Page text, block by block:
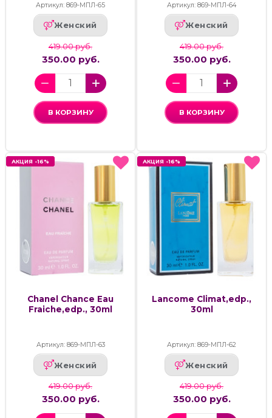
Артикул: 869-МПЛ-65
Женский
419.00 руб.
350.00 руб.
В КОРЗИНУ
Артикул: 869-МПЛ-64
Женский
419.00 руб.
350.00 руб.
В КОРЗИНУ
АКЦИЯ -16%
Chanel Chance Eau
Fraiche,edp., 30ml
Артикул: 869-МПЛ-63
Женский
АКЦИЯ -16%
419.00 руб.
350.00 руб.
АКЦИЯ -16%
Lancome Climat,edp.,
30ml
Артикул: 869-МПЛ-62
Женский
АКЦИЯ -16%
419.00 руб.
350.00 руб.